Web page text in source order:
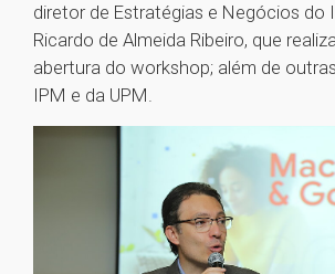
diretor de Estratégias e Negócios do
Ricardo de Almeida Ribeiro, que
abertura do workshop; além de
IPM e da UPM.